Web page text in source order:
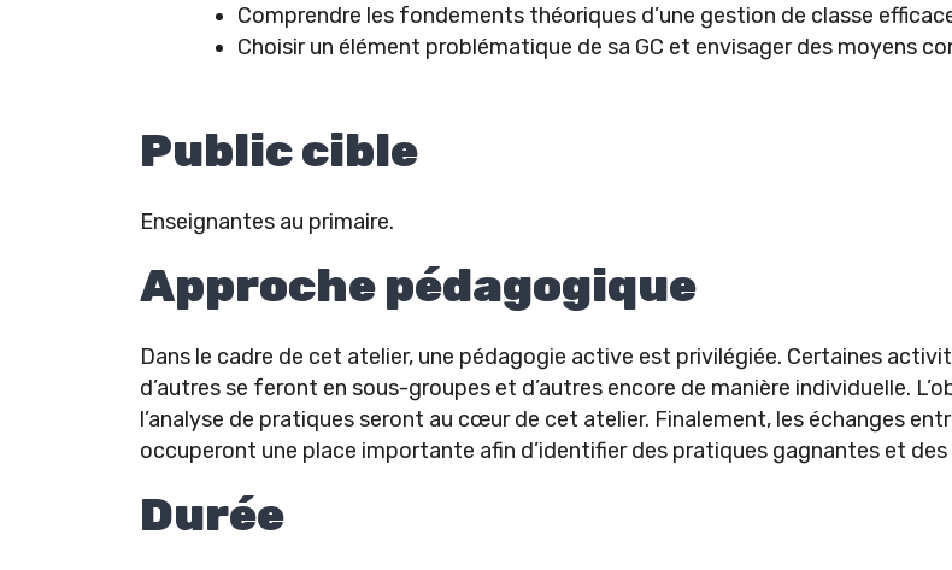
Comprendre les fondements théoriques d’une gestion de classe
Choisir un élément problématique de sa GC et envisager des moyens
Public cible
Enseignantes au primaire.
Approche pédagogique
Dans le cadre de cet atelier, une pédagogie active est privilégiée. Certaines
d’autres se feront en sous-groupes et d’autres encore de manière individuelle.
l’analyse de pratiques seront au cœur de cet atelier. Finalement, les échanges
occuperont une place importante afin d’identifier des pratiques gagnantes et
Durée